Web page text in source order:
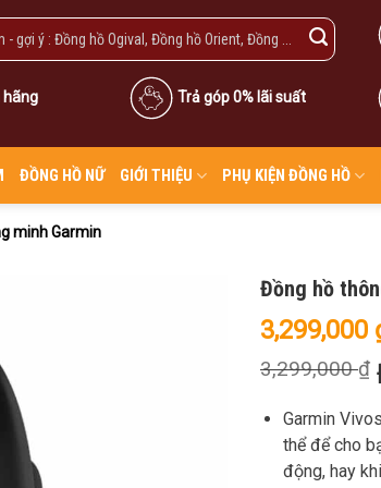
hãng Trả góp 0% lãi suất
ĐỒNG HỒ NỮ GIỚI THIỆU PHỤ KIỆN ĐỒNG HỒ
minh Garmin
Đồng hồ
3,299,000
3,299,000₫
Garmin
thể để cho
động, hay